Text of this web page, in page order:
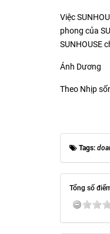
Việc
phong của
SUNHOUSE
Ánh Dương
Theo Nhịp
Tags:
Tổng số